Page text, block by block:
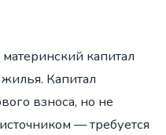
капитал
Капитал
взноса, но не
— требуется